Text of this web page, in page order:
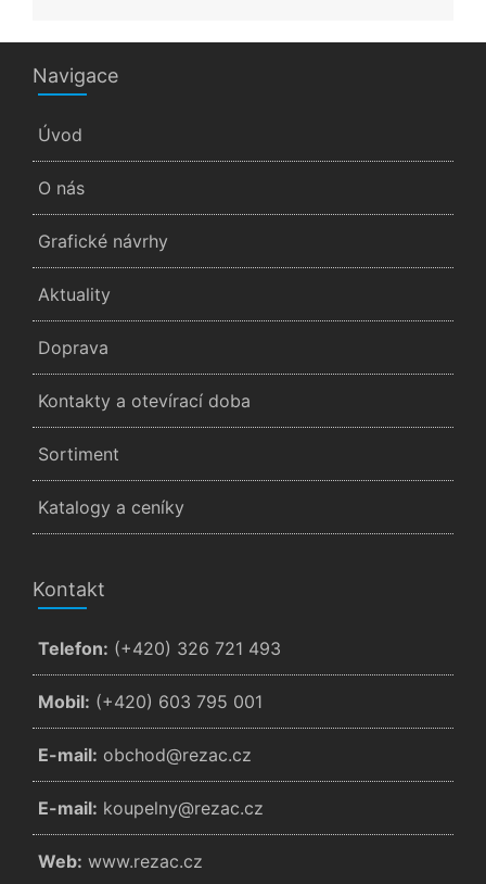
Navigace
Úvod
O nás
Grafické návrhy
Aktuality
Doprava
Kontakty a otevírací doba
Sortiment
Katalogy a ceníky
Kontakt
Telefon: (+420) 326 721 493
Mobil: (+420) 603 795 001
E-mail: zc.cazer@dohcbo
E-mail: zc.cazer@ynlepuok
Web: www.rezac.cz